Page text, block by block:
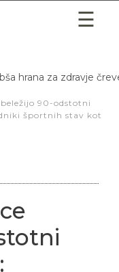
hrana za zdravje
90-odstotni
športnih stav kot